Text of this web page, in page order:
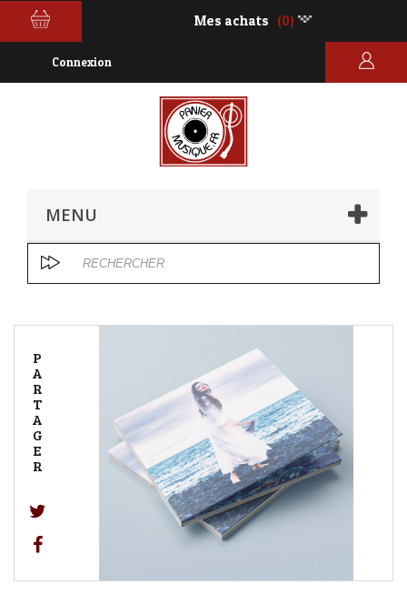
Mes achats (0)
Connexion
MENU
P
A
R
T
A
G
E
R